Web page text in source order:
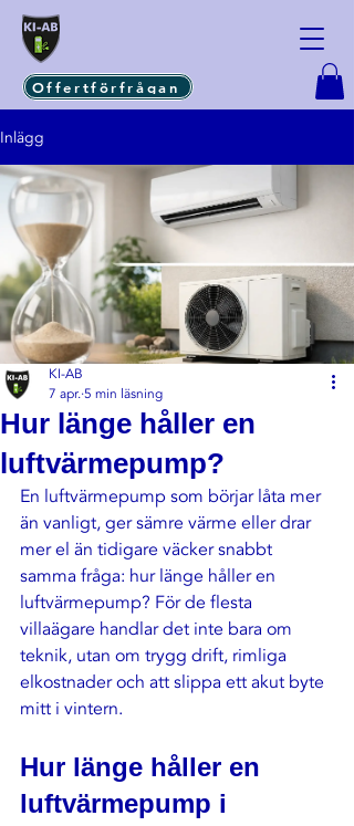
Offertförfrågan
Inlägg
Hur länge håller en
luftvärmepump?
KI-AB
7 apr.5 min läsning
En luftvärmepump som börjar låta mer
än vanligt, ger sämre värme eller drar
mer el än tidigare väcker snabbt
samma fråga: hur länge håller en
luftvärmepump? För de flesta
villaägare handlar det inte bara om
teknik, utan om trygg drift, rimliga
elkostnader och att slippa ett akut byte
mitt i vintern.
Hur länge håller en
luftvärmepump i